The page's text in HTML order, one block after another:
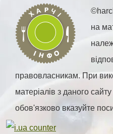
на
правовласникам. При
матеріалів з даного
обов'язково вказуйте